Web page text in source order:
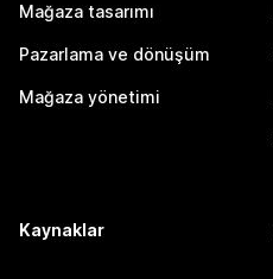
Mağaza tasarımı
Pazarlama ve dönüşüm
Mağaza yönetimi
Kaynaklar